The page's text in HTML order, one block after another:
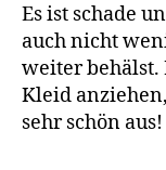
Es ist schade
auch nicht
weiter behälst.
Kleid
sehr schön